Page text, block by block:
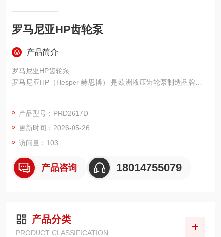
罗马尼亚HP齿轮泵
产品简介
罗马尼亚HP齿轮泵
罗马尼亚HP（Hesper 赫思博） 是欧洲液压齿轮泵制造品牌，依
托成熟工艺与高压技术，产品对标国际品牌，凭借高压耐用、低
程机械、农机、车载液压等领域，也是市面主流进口齿轮泵替代
选型热门款。
产品型号：PRD2617D
更新时间：2026-05-26
访问量：103
产品咨询 18014755079
产品分类
PRODUCT CLASSIFICATION